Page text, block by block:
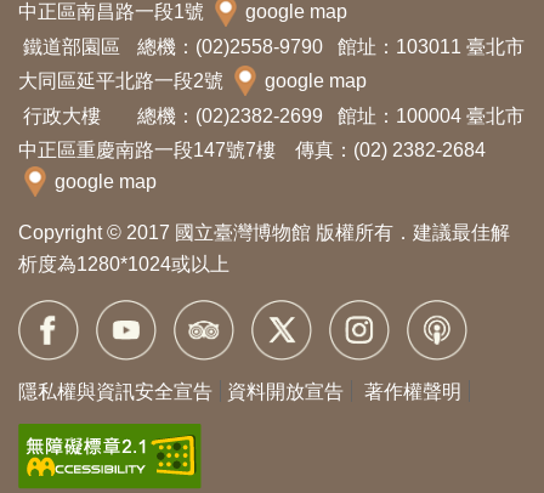
典
藏
研
究
便
民
服
務
政
府
公
中正區南昌路一段1號
google map
鐵道部園區
總機：(02)2558-9790
館址：103011 臺北市
大同區延平北路一段2號
google map
行政大樓
總機：(02)2382-2699
館址：100004 臺北市
中正區重慶南路一段147號7樓 傳真：(02) 2382-2684
google map
Copyright © 2017 國立臺灣博物館 版權所有．建議最佳解
析度為1280*1024或以上
隱私權與資訊安全宣告 資料開放宣告 著作權聲明